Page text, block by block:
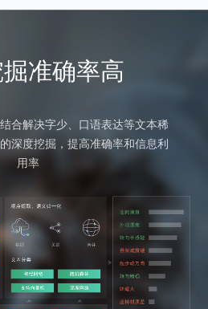
准确率高
合解决字少、口语表达等文本稀
深度挖掘，提高准确率和信息利
用率